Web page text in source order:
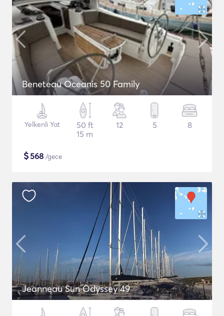
Beneteau Oceanis 50 Family
Yelkenli Yat
50 ft
15 m
12 5 8
$568 /gece
Jeanneau Sun Odyssey 49